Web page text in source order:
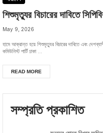
শিশুমৃত্যুর বিচারের দাবিতে
May 9, 2026
হামে আক্রান্ত হয়ে শিশুমৃত্যুর বিচারের দাবিতে এবং
কমিউনিস্ট পার্টি ঢাকা ...
READ MORE
সম্প্রতি প্রকাশিত